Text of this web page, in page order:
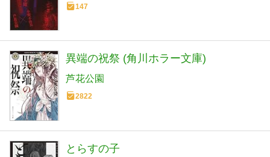
147
異端の祝祭 (角川ホラー文庫)
芦花公園
2822
とらすの子